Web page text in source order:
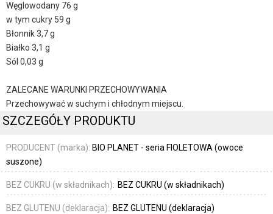
Węglowodany 76 g
w tym cukry 59 g
Błonnik 3,7 g
Białko 3,1 g
Sól 0,03 g
ZALECANE WARUNKI PRZECHOWYWANIA
Przechowywać w suchym i chłodnym miejscu.
SZCZEGÓŁY PRODUKTU
PRODUCENT (marka): BIO PLANET - seria FIOLETOWA (owoce
suszone)
BEZ CUKRU (w składnikach): BEZ CUKRU (w składnikach)
BEZ GLUTENU (deklaracja): BEZ GLUTENU (deklaracja)